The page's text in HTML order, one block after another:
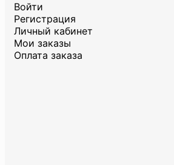
Войти
Регистрация
Личный кабинет
Мои заказы
Оплата заказа